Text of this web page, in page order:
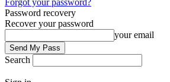
Forgot your password?
Password recovery
Recover your password
your email
Search